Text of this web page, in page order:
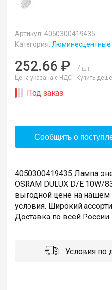
Артикул: 4050300419435
Категория: Люминесцентные
252.66 ₽ / шт.
Цена указана с НДС | Купить
Под заказ
Сообщить о
4050300419435 Лампа
OSRAM DULUX D/E 10W/
выгодной цене на нашем
условия. Широкий
Доставка по всей России.
Условия по